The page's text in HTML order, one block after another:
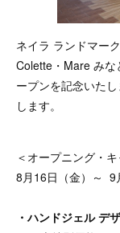
ネイラ ランドマー
Colette・Mare みな
ープンを記念いた
します。
＜オープニング・
8月16日（金）～ 9
・ハンドジェル デ